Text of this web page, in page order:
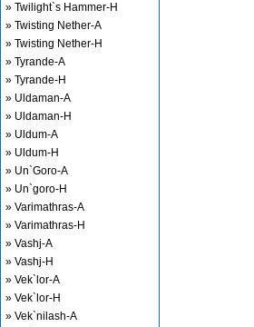
» Twilight`s Hammer-H
» Twisting Nether-A
» Twisting Nether-H
» Tyrande-A
» Tyrande-H
» Uldaman-A
» Uldaman-H
» Uldum-A
» Uldum-H
» Un`Goro-A
» Un`goro-H
» Varimathras-A
» Varimathras-H
» Vashj-A
» Vashj-H
» Vek`lor-A
» Vek`lor-H
» Vek`nilash-A